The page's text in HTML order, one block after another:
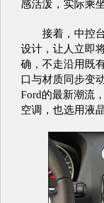
感活泼，实际乘
接着，中控台
设计，让人立即
确，不走沿用既
口与材质同步变
Ford的最新潮流
空调，也选用液